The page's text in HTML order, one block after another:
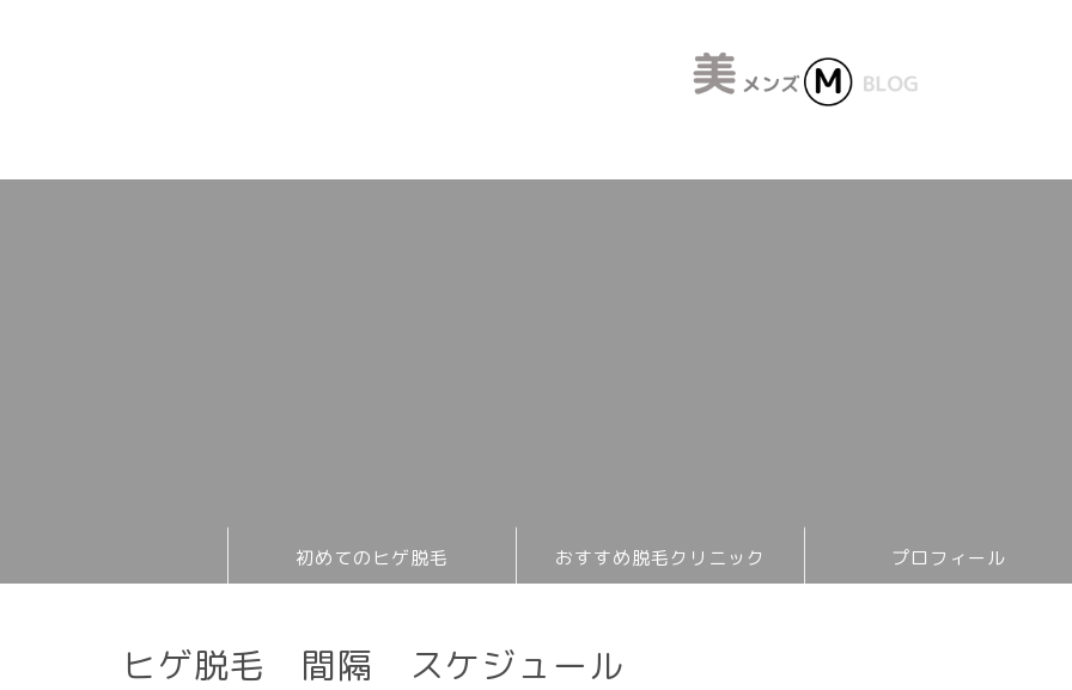
初めてのヒゲ脱毛 おすすめ脱毛クリニック プロフィール
ヒゲ脱毛 間隔 スケジュール